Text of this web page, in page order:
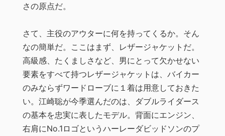
さの原点だ。
さて、主役のアウターに何を持ってくるか。そん
なの簡単だ。ここはまず、レザージャケットだ。
高級感、たくましさなど、男にとって欠かせない
要素をすべて持つレザージャケットは、バイカー
のみならずワードローブに１着は用意しておきた
い。江崎聡が今季選んだのは、ダブルライダース
の基本を忠実に表したモデル。背面にエンジン、
右肩にNo.1ロゴというハーレーダビッドソンのプ